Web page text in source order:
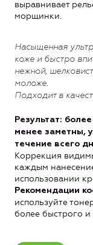
выравнивает
морщинки.
Насыщенная
коже и быстро
нежной,
моложе.
Подходит в
Результат:
менее заметны,
течение всего
Коррекция
каждым
использовании
Рекомендации
используйте
более быстрого